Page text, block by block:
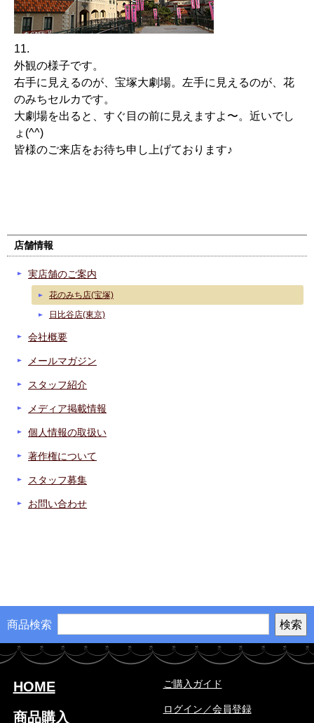
11.
外観の様子です。
右手に見えるのが、宝塚大劇場。左手に見えるのが、花
のみちセルカです。
大劇場を出ると、すぐ目の前に見えますよ〜。近いでし
ょ(^^)
皆様のご来店をお待ち申し上げております♪
実店舗のご案内
花のみち店(宝塚)
日比谷店(東京)
会社概要
メールマガジン
スタッフ紹介
メディア掲載情報
個人情報の取扱い
著作権について
スタッフ募集
お問い合わせ
商品検索
HOME
商品購入
ご購入ガイド
ログイン／会員登録